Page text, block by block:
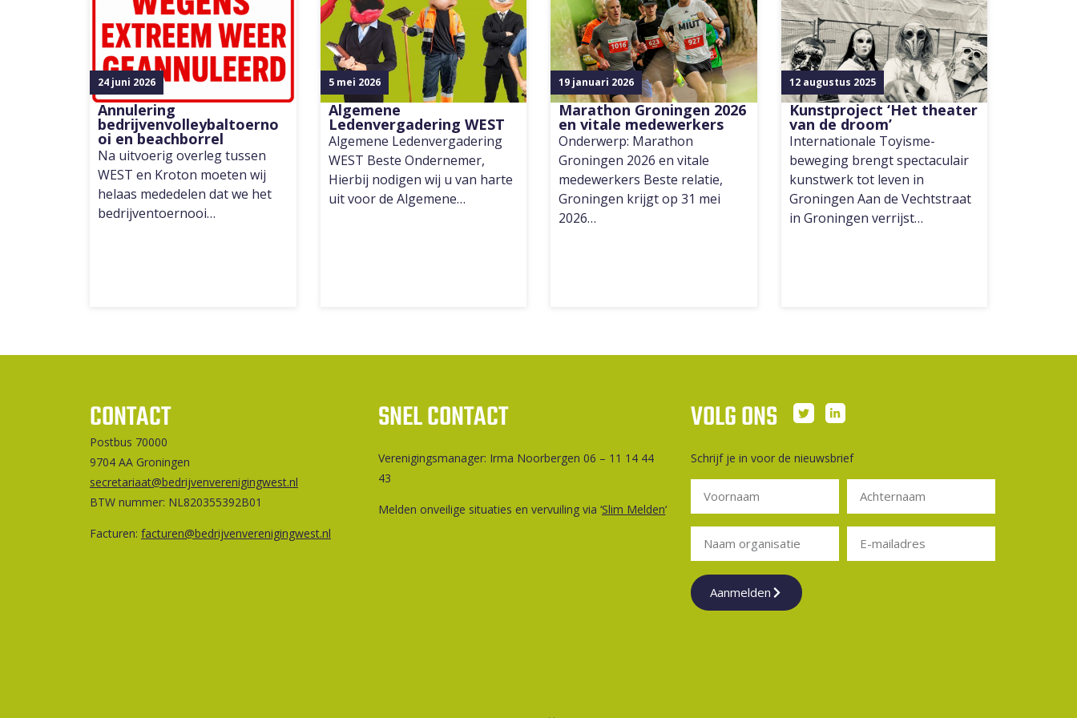
24 juni 2026
Annulering
bedrijvenvolleybaltoerno
oi en beachborrel
Na uitvoerig overleg tussen
WEST en Kroton moeten wij
helaas mededelen dat we het
bedrijventoernooi…
5 mei 2026
Algemene
Ledenvergadering WEST
Algemene Ledenvergadering
WEST Beste Ondernemer,
Hierbij nodigen wij u van harte
uit voor de Algemene…
19 januari 2026
Marathon Groningen 2026
en vitale medewerkers
Onderwerp: Marathon
Groningen 2026 en vitale
medewerkers Beste relatie,
Groningen krijgt op 31 mei
2026…
12 augustus 2025
Kunstproject ‘Het theater
van de droom’
Internationale Toyisme-
beweging brengt spectaculair
kunstwerk tot leven in
Groningen Aan de Vechtstraat
in Groningen verrijst…
CONTACT
Postbus 70000
9704 AA Groningen
secretariaat@bedrijvenverenigingwest.nl
BTW nummer: NL820355392B01
Facturen: facturen@bedrijvenverenigingwest.nl
SNEL CONTACT
Ver­e­ni­gings­ma­na­ger: Irma Noorbergen 06 – 11 14 44
43
Melden onveilige situaties en vervuiling via ‘Slim Melden‘
VOLG ONS
Schrijf je in voor de nieuwsbrief
Aanmelden